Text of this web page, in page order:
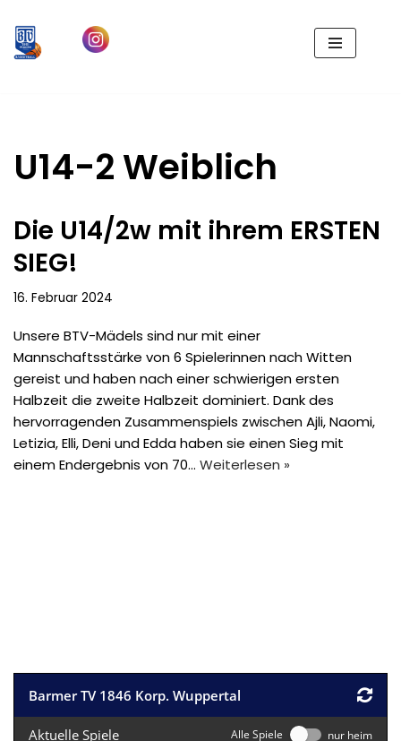
Zum
U14-2 Weiblich
Die U14/2w mit ihrem ERSTEN
SIEG!
16. Februar 2024
Unsere BTV-Mädels sind nur mit einer
Mannschaftsstärke von 6 Spielerinnen nach Witten
gereist und haben nach einer schwierigen ersten
Halbzeit die zweite Halbzeit dominiert. Dank des
hervorragenden Zusammenspiels zwischen Ajli, Naomi,
Letizia, Elli, Deni und Edda haben sie einen Sieg mit
einem Endergebnis von 70… Weiterlesen »